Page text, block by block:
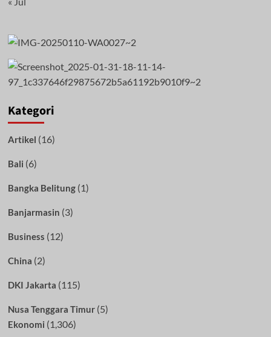
Kategori
Artikel (16)
Bali (6)
Bangka Belitung(1)
Banjarmasin (3)
Business (12)
China (2)
DKI Jakarta (115)
Nusa Tenggara Timur(5)
Ekonomi (1,306)